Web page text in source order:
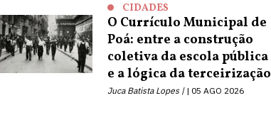
CIDADES
O Currículo Municipal de
Poá: entre a construção
coletiva da escola pública
e a lógica da terceirização
Juca Batista Lopes | 05 AGO 2026